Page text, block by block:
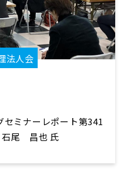
法人会
ミナーレポート第341
石尾 昌也 氏